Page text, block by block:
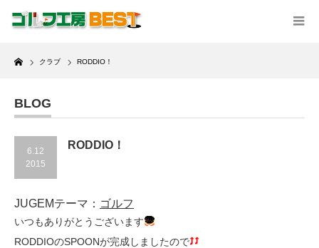
Home
クラブ RODDIO！
BLOG
6.12
2015
RODDIO！
JUGEMテーマ： ゴルフ
いつもありがとうございます
RODDIOのSPOONが完成しましたので